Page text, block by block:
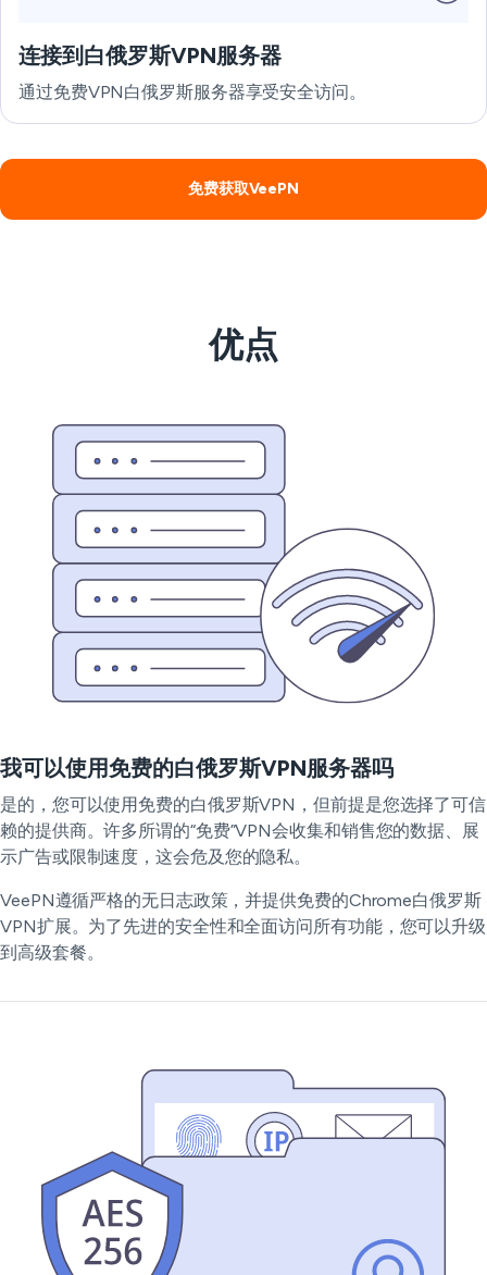
连接到白俄罗斯VPN服务器
通过免费VPN白俄罗斯服务器享受安全访问。
免费获取VeePN
优点
我可以使用免费的白俄罗斯VPN服务器吗
是的，您可以使用免费的白俄罗斯VPN，但前提是您选择了可信
赖的提供商。许多所谓的“免费”VPN会收集和销售您的数据、展
示广告或限制速度，这会危及您的隐私。
VeePN遵循严格的无日志政策，并提供免费的Chrome白俄罗斯
VPN扩展。为了先进的安全性和全面访问所有功能，您可以升级
到高级套餐。